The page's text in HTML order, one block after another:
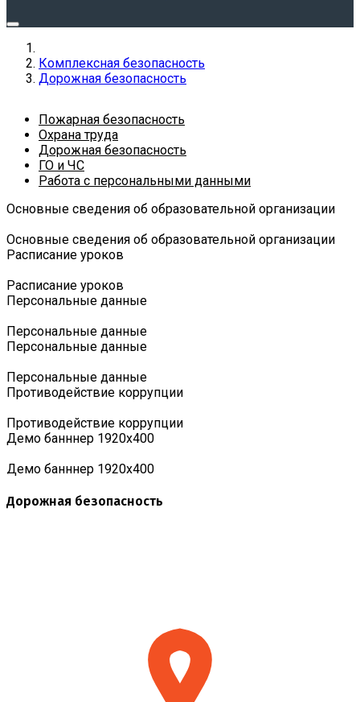
Комплексная безопасность
Дорожная безопасность
Пожарная безопасность
Охрана труда
Дорожная безопасность
ГО и ЧС
Работа с персональными данными
Основные сведения об образовательной организации
Основные сведения об образовательной организации
Расписание уроков
Расписание уроков
Персональные данные
Персональные данные
Персональные данные
Персональные данные
Противодействие коррупции
Противодействие коррупции
Демо банннер 1920х400
Демо банннер 1920х400
Дорожная безопасность